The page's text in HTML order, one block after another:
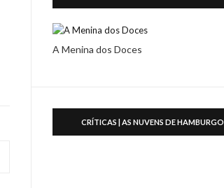
A Menina dos Doces
CRÍTICAS | AS NUVENS DE HAMBURGO